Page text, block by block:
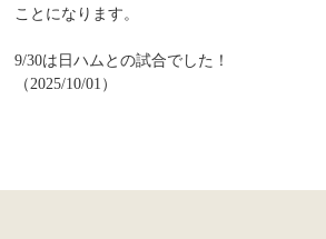
ことになります。
9/30は日ハムとの試合でした！
（2025/10/01）